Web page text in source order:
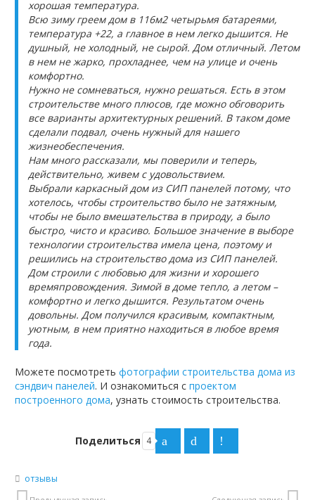
хорошая температура.
Всю зиму греем дом в 116м2 четырьмя батареями,
температура +22, а главное в нем легко дышится. Не
душный, не холодный, не сырой. Дом отличный. Летом
в нем не жарко, прохладнее, чем на улице и очень
комфортно.
Нужно не сомневаться, нужно решаться. Есть в этом
строительстве много плюсов, где можно обговорить
все варианты архитектурных решений. В таком доме
сделали подвал, очень нужный для нашего
жизнеобеспечения.
Нам много рассказали, мы поверили и теперь,
действительно, живем с удовольствием.
Выбрали каркасный дом из СИП панелей потому, что
хотелось, чтобы строительство было не затяжным,
чтобы не было вмешательства в природу, а было
быстро, чисто и красиво. Большое значение в выборе
технологии строительства имела цена, поэтому и
решились на строительство дома из СИП панелей.
Дом строили с любовью для жизни и хорошего
времяпровождения. Зимой в доме тепло, а летом –
комфортно и легко дышится. Результатом очень
довольны. Дом получился красивым, компактным,
уютным, в нем приятно находиться в любое время
года.
Можете посмотреть фотографии строительства дома из
сэндвич панелей. И ознакомиться с проектом
построенного дома, узнать стоимость строительства.
Поделиться 4
отзывы